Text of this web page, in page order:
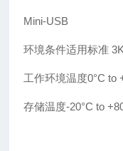
Mini-USB
环境条件适用标准
工作环境温度0°C to
存储温度-20°C to